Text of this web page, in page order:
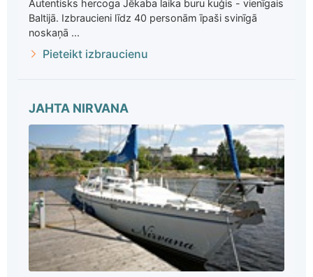
Autentisks hercoga Jēkaba laika buru kuģis - vienīgais
Baltijā. Izbraucieni līdz 40 personām īpaši svinīgā
noskaņā ...
Pieteikt izbraucienu
JAHTA NIRVANA